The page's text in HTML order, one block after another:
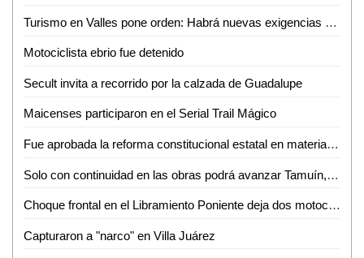
Turismo en Valles pone orden: Habrá nuevas exigencias para Airbnb, guías y parajes
Motociclista ebrio fue detenido
Secult invita a recorrido por la calzada de Guadalupe
Maicenses participaron en el Serial Trail Mágico
Fue aprobada la reforma constitucional estatal en materia electoral
Solo con continuidad en las obras podrá avanzar Tamuín, afirma exalcalde
Choque frontal en el Libramiento Poniente deja dos motociclistas inconscientes
Capturaron a "narco" en Villa Juárez